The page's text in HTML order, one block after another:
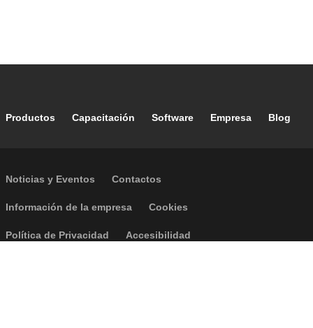
Footer main navigation
Productos Capacitación Software Empresa Blog
Footer secondary navigation
Noticias y Eventos Contactos
Footer menu
Información de la empresa Cookies
Política de Privacidad Accesibilidad